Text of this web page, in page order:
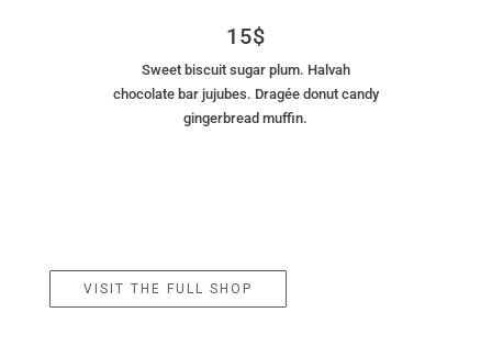
15$
Sweet biscuit sugar plum. Halvah
chocolate bar jujubes. Dragée donut candy
gingerbread muffin.
VISIT THE FULL SHOP